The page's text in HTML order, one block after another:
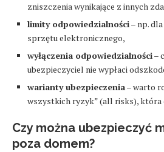
zniszczenia wynikające z innych
limity odpowiedzialności– np.
sprzętu elektronicznego,
wyłączenia odpowiedzialności–
ubezpieczyciel nie wypłaci
warianty ubezpieczenia– warto
wszystkich ryzyk” (all risks), która
Czy można ubezpieczyć
poza domem?